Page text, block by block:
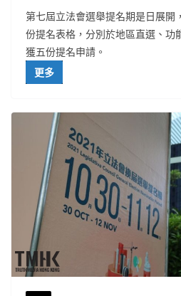
第七屆立法會選舉提名期是日展開
份提名表格，分別於地區直選、功
獲五份提名申請。
更多